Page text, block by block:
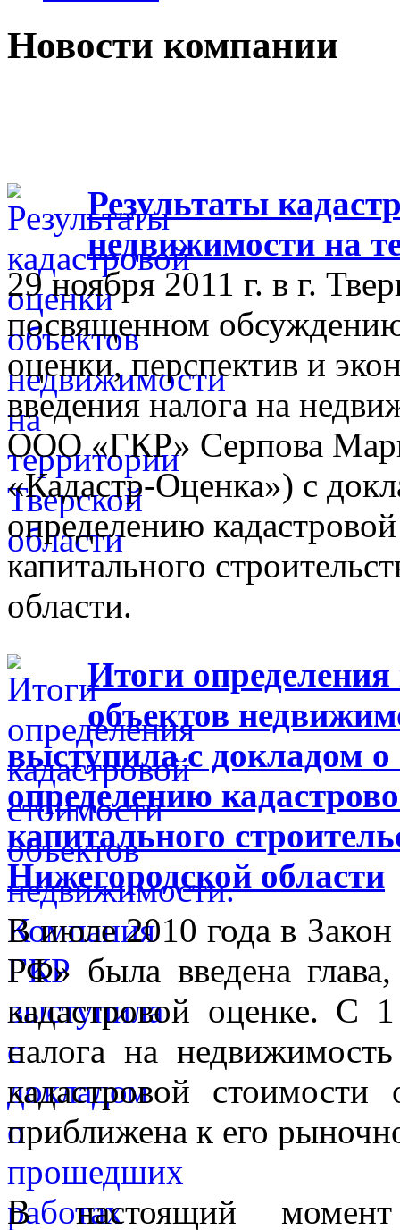
Новости компании
Результаты
недвижимости на
29 ноября 2011 г. в г.
посвященном обсуждению
оценки, перспектив и
введения налога на
ООО «ГКР» Серпова
«Кадастр-Оценка») с
определению
капитального
области.
Итоги
объектов
выступила с докладом
определению
капитального
Нижегородской области
В июле 2010 года в
РФ» была введена
кадастровой оценке. С
налога на
кадастровой стоимости
приближена к его
В настоящий